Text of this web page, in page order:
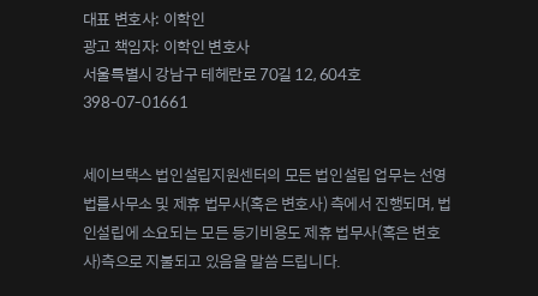
대표 변호사: 이학인
광고 책임자: 이학인 변호사
서울특별시 강남구 테헤란로 70길 12, 604호
398-07-01661
세이브택스 법인설립지원센터의 모든 법인설립 업무는 선영
법률사무소 및 제휴 법무사(혹은 변호사) 측에서 진행되며, 법
인설립에 소요되는 모든 등기비용도 제휴 법무사(혹은 변호
사)측으로 지불되고 있음을 말씀 드립니다.